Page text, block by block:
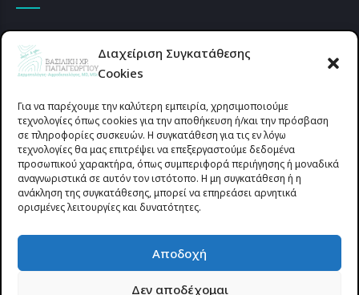
Διαχείριση Συγκατάθεσης
Cookies
Για να παρέχουμε την καλύτερη εμπειρία, χρησιμοποιούμε
τεχνολογίες όπως cookies για την αποθήκευση ή/και την πρόσβαση
σε πληροφορίες συσκευών. Η συγκατάθεση για τις εν λόγω
τεχνολογίες θα μας επιτρέψει να επεξεργαστούμε δεδομένα
προσωπικού χαρακτήρα, όπως συμπεριφορά περιήγησης ή μοναδικά
αναγνωριστικά σε αυτόν τον ιστότοπο. Η μη συγκατάθεση ή η
ανάκληση της συγκατάθεσης, μπορεί να επηρεάσει αρνητικά
ορισμένες λειτουργίες και δυνατότητες.
Αποδοχή
Δεν αποδέχομαι
Προυσιωτίσσης 27 & Δ.Σταϊκου , Αγρίνιο 30133 (έναντι γηπέδου